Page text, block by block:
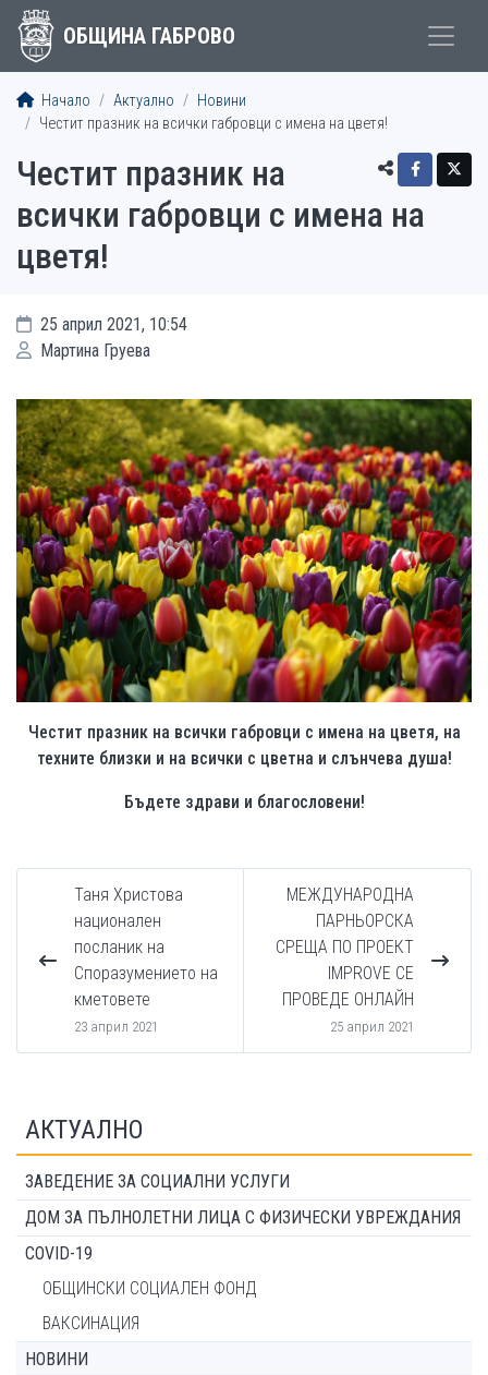
ОБЩИНА ГАБРОВО
Начало Актуално
Новини
Честит празник на всички габровци с имена на цветя!
Честит празник на
всички габровци с имена на
цветя!
25 април 2021, 10:54
Мартина Груева
Честит празник на всички габровци с имена на цветя, на
техните близки и на всички с цветна и слънчева душа!
Бъдете здрави и благословени!
Таня Христова
национален
посланик на
Споразумението на
кметовете
23 април 2021
МЕЖДУНАРОДНА
ПАРНЬОРСКА
СРЕЩА ПО ПРОЕКТ
IMPROVE СЕ
ПРОВЕДЕ ОНЛАЙН
25 април 2021
АКТУАЛНО
ЗАВЕДЕНИЕ ЗА СОЦИАЛНИ УСЛУГИ
ДОМ ЗА ПЪЛНОЛЕТНИ ЛИЦА С ФИЗИЧЕСКИ УВРЕЖДАНИЯ
COVID-19
ОБЩИНСКИ СОЦИАЛЕН ФОНД
ВАКСИНАЦИЯ
НОВИНИ